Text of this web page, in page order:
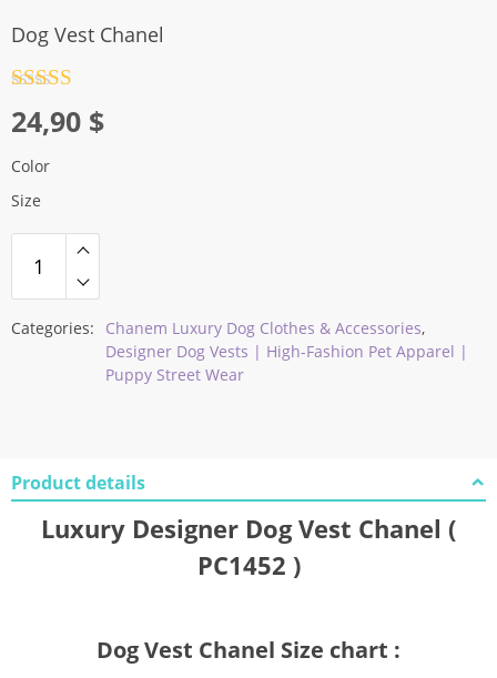
Dog Vest Chanel
out of 5
24,90 $
Color
Size
Categories: Chanem Luxury Dog Clothes & Accessories,
Designer Dog Vests | High-Fashion Pet Apparel |
Puppy Street Wear
Product details
Luxury Designer Dog Vest Chanel (
PC1452 )
Dog Vest Chanel Size chart :